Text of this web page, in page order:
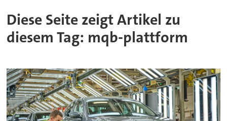
Diese Seite zeigt Artikel zu
diesem Tag: mqb-plattform